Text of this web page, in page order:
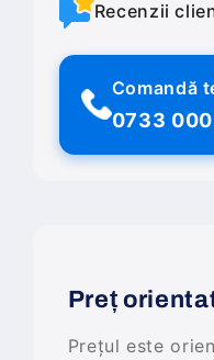
Recenzii
Comandă
0733
Preț
Prețul este